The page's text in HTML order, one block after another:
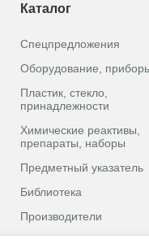
Каталог
Спецпредложения
Оборудование,
Пластик, стекло,
принадлежности
Химические реактивы,
препараты, наборы
Предметный указатель
Библиотека
Производители